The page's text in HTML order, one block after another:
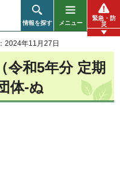
情報を探す メニュー
緊急・防
災
2024年11月27日
令和5年分 定期
体-ぬ